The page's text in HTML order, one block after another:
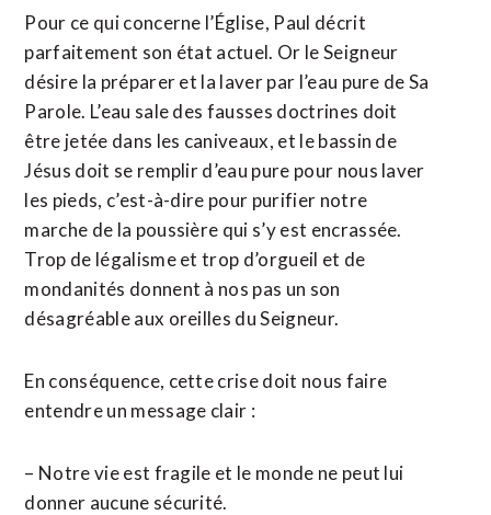
Pour ce qui concerne l’Église, Paul décrit
parfaitement son état actuel. Or le Seigneur
désire la préparer et la laver par l’eau pure de Sa
Parole. L’eau sale des fausses doctrines doit
être jetée dans les caniveaux, et le bassin de
Jésus doit se remplir d’eau pure pour nous laver
les pieds, c’est-à-dire pour purifier notre
marche de la poussière qui s’y est encrassée.
Trop de légalisme et trop d’orgueil et de
mondanités donnent à nos pas un son
désagréable aux oreilles du Seigneur.
En conséquence, cette crise doit nous faire
entendre un message clair :
– Notre vie est fragile et le monde ne peut lui
donner aucune sécurité.